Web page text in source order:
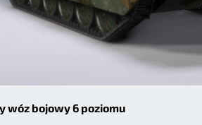
wóz bojowy 6 poziomu